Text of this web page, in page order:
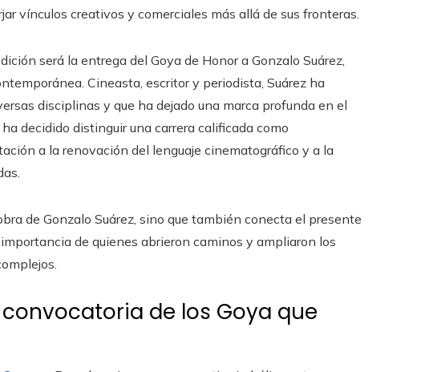
vínculos creativos y comerciales más allá de sus fronteras.
será la entrega del Goya de Honor a Gonzalo Suárez,
Cineasta, escritor y periodista, Suárez ha
disciplinas y que ha dejado una marca profunda en el
decidido distinguir una carrera calificada como
a la renovación del lenguaje cinematográfico y a la
de Gonzalo Suárez, sino que también conecta el presente
de quienes abrieron caminos y ampliaron los
de los Goya que